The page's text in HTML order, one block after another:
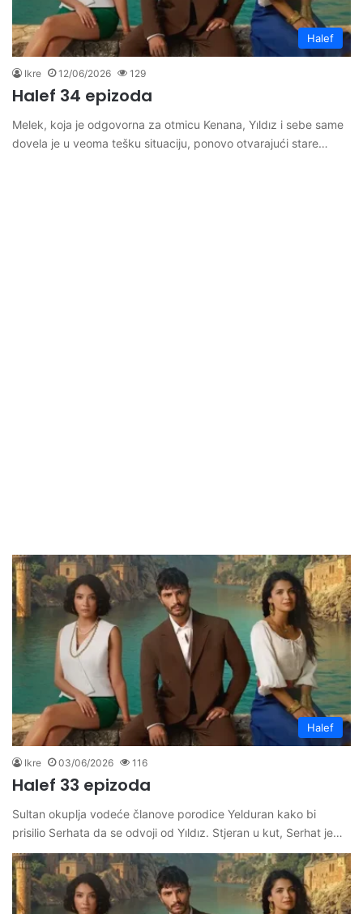
Halef
Ikre 12/06/2026 129
Halef 34 epizoda
Melek, koja je odgovorna za otmicu Kenana, Yıldız i sebe same
dovela je u veoma tešku situaciju, ponovo otvarajući stare…
Halef
Ikre 03/06/2026 116
Halef 33 epizoda
Sultan okuplja vodeće članove porodice Yelduran kako bi
prisilio Serhata da se odvoji od Yıldız. Stjeran u kut, Serhat je…